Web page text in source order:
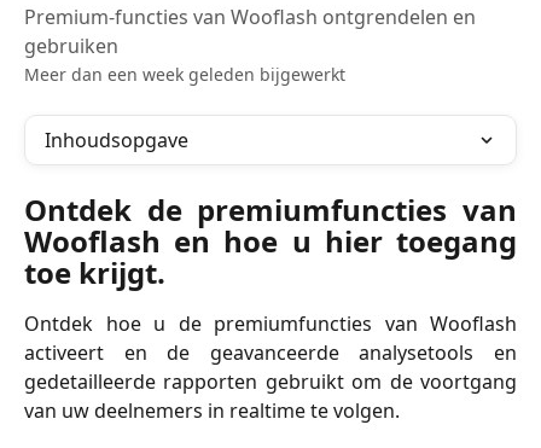
Premium-functies van Wooflash ontgrendelen en
gebruiken
Meer dan een week geleden bijgewerkt
Inhoudsopgave
Ontdek de premiumfuncties van
Wooflash en hoe u hier toegang
toe krijgt.
Ontdek hoe u de premiumfuncties van Wooflash
activeert en de geavanceerde analysetools en
gedetailleerde rapporten gebruikt om de voortgang
van uw deelnemers in realtime te volgen.